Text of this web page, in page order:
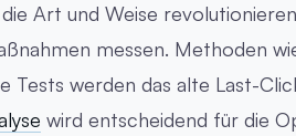
Art und Weise
messen. Methoden
Tests werden das alte Last-
wird entscheidend für die